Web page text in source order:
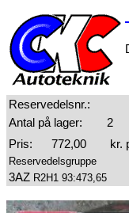
Reservedelsnr.:
Antal på lager:
2
Pris:
772,00 kr.
Reservedelsgruppe
3AZ R2H1 93:473,65